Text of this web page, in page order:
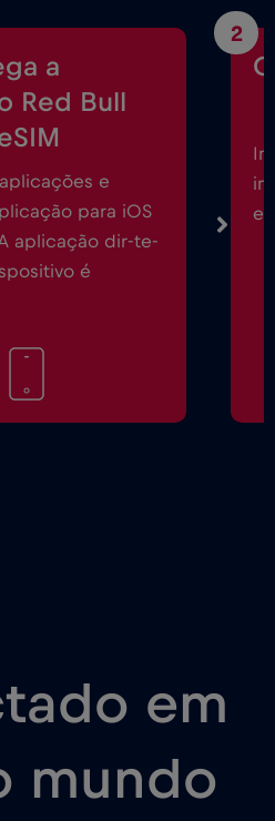
a
Red Bull
e
para iOS
aplicação dir-te-
é
2
em
mundo